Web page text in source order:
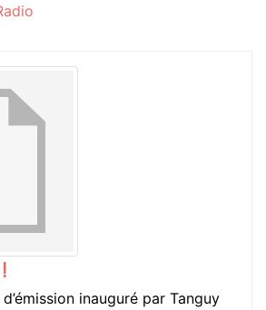
inauguré par Tanguy